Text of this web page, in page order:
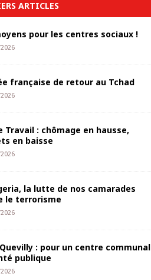
ARTICLES
pour les centres sociaux !
française de retour au Tchad
Travail : chômage en hausse,
en baisse
la lutte de nos camarades
le terrorisme
: pour un centre communal
publique